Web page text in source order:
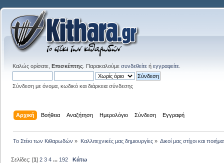
Καλώς ορίσατε, Επισκέπτης . Παρακαλούμε συνδεθείτε ή εγγραφείτε
Σύνδεση με όνομα, κωδικό και διάρκεια σύνδεσης
Αρχική Βοήθεια Αναζήτηση Ημερολόγιο Σύνδεση Εγγραφή
Το Στέκι των Κιθαρωδών » Καλλιτεχνικές μας δημιουργίες» Δικοί μας στίχοι και
Σελίδες: [1]2 3 4 ... 192 Κάτω